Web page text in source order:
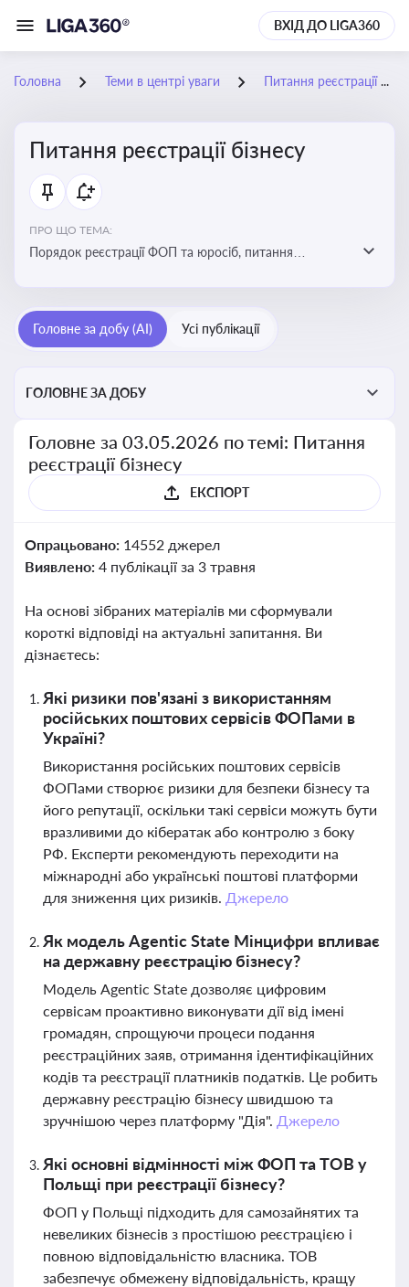
ВХІД ДО LIGA360
Головна Теми в центрі уваги Питання реєстрації бізнесу
Питання реєстрації бізнесу
ПРО ЩО ТЕМА:
Порядок реєстрації ФОП та юросіб, питання
підприємництва
Головне за добу (AI) Усі публікації
ГОЛОВНЕ ЗА ДОБУ
Головне за 03.05.2026 по темі: Питання
реєстрації бізнесу
ЕКСПОРТ
Опрацьовано: 14552 джерел
Виявлено: 4 публікації за 3 травня
На основі зібраних матеріалів ми сформували
короткі відповіді на актуальні запитання. Ви
дізнаєтесь:
Які ризики пов'язані з використанням
російських поштових сервісів ФОПами в
Україні?
Використання російських поштових сервісів
ФОПами створює ризики для безпеки бізнесу та
його репутації, оскільки такі сервіси можуть бути
вразливими до кібератак або контролю з боку
РФ. Експерти рекомендують переходити на
міжнародні або українські поштові платформи
для зниження цих ризиків. Джерело
Як модель Agentic State Мінцифри впливає
на державну реєстрацію бізнесу?
Модель Agentic State дозволяє цифровим
сервісам проактивно виконувати дії від імені
громадян, спрощуючи процеси подання
реєстраційних заяв, отримання ідентифікаційних
кодів та реєстрації платників податків. Це робить
державну реєстрацію бізнесу швидшою та
зручнішою через платформу "Дія". Джерело
Які основні відмінності між ФОП та ТОВ у
Польщі при реєстрації бізнесу?
ФОП у Польщі підходить для самозайнятих та
невеликих бізнесів з простішою реєстрацією і
повною відповідальністю власника. ТОВ
забезпечує обмежену відповідальність, кращу